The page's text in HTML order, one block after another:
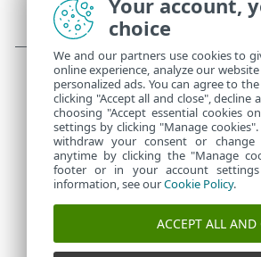
Your account,
choice
We and our partners use cookies to
online experience, analyze our
personalized ads. You can agree to
clicking "Accept all and close", decline
choosing "Accept essential cookies
settings by clicking "Manage
withdraw your consent or change
anytime by clicking the "Manage
footer or in your account
information, see ourCookie Policy.
ACCEPT ALL AND